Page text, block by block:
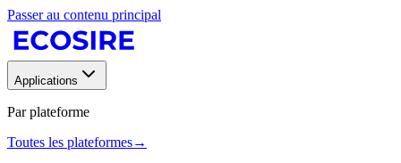
Passer au contenu principal
Applications
Par plateforme
Toutes les plateformes→